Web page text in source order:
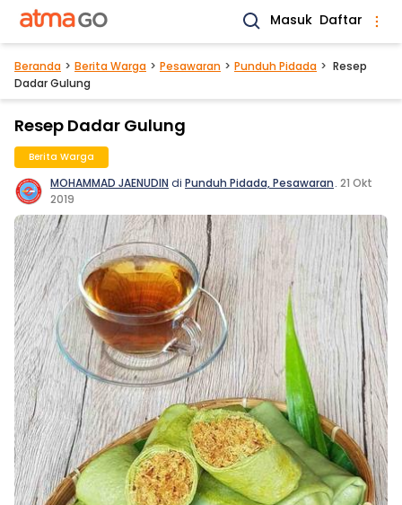
Masuk Daftar
Beranda Berita Warga Pesawaran Punduh Pidada
Resep
Dadar Gulung
Resep Dadar Gulung
Berita Warga
MOHAMMAD JAENUDIN di Punduh Pidada, Pesawaran. 21 Okt
2019